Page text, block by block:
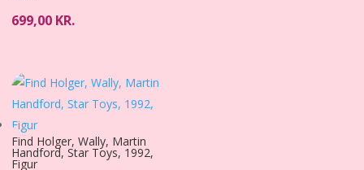
699,00 KR.
Find Holger, Wally, Martin
Handford, Star Toys, 1992,
Figur